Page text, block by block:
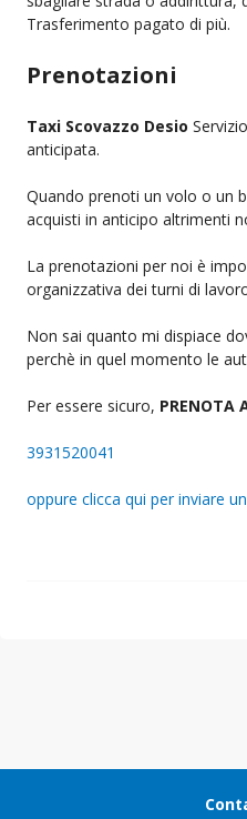
Trasferimento pagato di più.
Prenotazioni
Taxi Scovazzo Desio
anticipata.
Quando prenoti un volo o un
acquisti in anticipo altrimenti
La prenotazioni per noi è
organizzativa dei turni di
Non sai quanto mi dispiace
perchè in quel momento le
Per essere sicuro, PRENOTA
3931520041
oppure clicca qui per inviare